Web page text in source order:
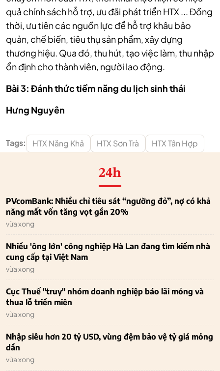
quả chính sách hỗ trợ, ưu đãi phát triển HTX ... Đồng
thời, ưu tiên các nguồn lực để hỗ trợ khâu bảo
quản, chế biến, tiêu thụ sản phẩm, xây dựng
thương hiệu. Qua đó, thu hút, tạo việc làm, thu nhập
ổn định cho thành viên, người lao động.
Bài 3: Đánh thức tiềm năng du lịch sinh thái
Hưng Nguyên
Tags: HTX Năng Khả HTX Sơn Trà HTX Tân Hợp
24h
PVcomBank: Nhiều chỉ tiêu sát “ngưỡng đỏ”, nợ có khả
năng mất vốn tăng vọt gần 20%
vừa xong
Nhiều 'ông lớn' công nghiệp Hà Lan đang tìm kiếm nhà
cung cấp tại Việt Nam
vừa xong
Cục Thuế "truy" nhóm doanh nghiệp báo lãi mỏng và
thua lỗ triền miên
vừa xong
Nhập siêu hơn 20 tỷ USD, vùng đệm bảo vệ tỷ giá mỏng
dần
vừa xong